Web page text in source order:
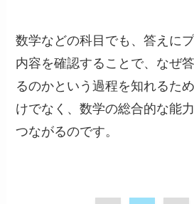
数学などの科目でも、答えに
内容を確認することで、なぜ
るのかという過程を知れるた
けでなく、数学の総合的な能
つながるのです。